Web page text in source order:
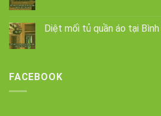
Diệt mối tủ quần áo tại
FACEBOOK